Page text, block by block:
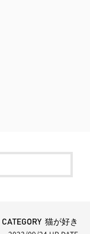
CATEGORY 猫が好き